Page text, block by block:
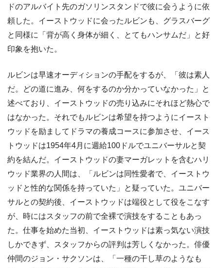
ドのアルバイト先のガソリンスタンドで彼に会うように依
頼した。イーストウッドに会ったルビンも、グラスバーグ
と同様に「背が高く身体が細く、とてもハンサムだ」と好
印象を抱いた。
ルビンは早速オーディションの手配をするが、「彼は素人
だ。どの道に進み、何をするのか分かっていなかった」と
述べており、イーストウッドの売り込みにそれほど熱心で
はなかった。それでもルビンは希望を持つようにイースト
ウッドを励ましてドラマの養成コースに参加させ、イース
トウッドは1954年4月に週給100ドルでユニバーサルと契
約を結んだ。イーストウッドの妻マーガレットを含むハリ
ウッド業界の人間は、「ルビンは同性愛者で、イーストウ
ッドと性的な関係を持っていた」と疑っていた。ユニバー
サルとの契約後、イーストウッドは端役として役をこなす
が、時にはスタッフの前で全裸で演技をすることもあっ
た。仕事を始めた当初、イーストウッドは素っ気ない演技
しかできず、スタッフからの評判は芳しくなかった。俳優
仲間のジョン・サクソンは、「一種の干し草のようなも